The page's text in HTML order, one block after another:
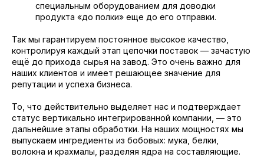
специальным оборудованием для доводки
продукта «до полки» еще до его отправки.
Так мы гарантируем постоянное высокое качество,
контролируя каждый этап цепочки поставок — зачастую
ещё до прихода сырья на завод. Это очень важно для
наших клиентов и имеет решающее значение для
репутации и успеха бизнеса.
То, что действительно выделяет нас и подтверждает
статус вертикально интегрированной компании, — это
дальнейшие этапы обработки. На наших мощностях мы
выпускаем ингредиенты из бобовых: мука, белки,
волокна и крахмалы, разделяя ядра на составляющие.